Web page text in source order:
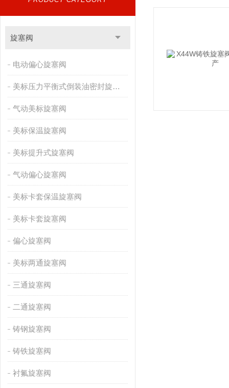
旋塞阀
电动偏心旋塞阀
美标压力平衡式倒装油密封旋塞阀
气动美标旋塞阀
美标保温旋塞阀
美标提升式旋塞阀
气动偏心旋塞阀
美标卡套保温旋塞阀
美标卡套旋塞阀
偏心旋塞阀
美标两通旋塞阀
三通旋塞阀
二通旋塞阀
铸钢旋塞阀
铸铁旋塞阀
衬氟旋塞阀